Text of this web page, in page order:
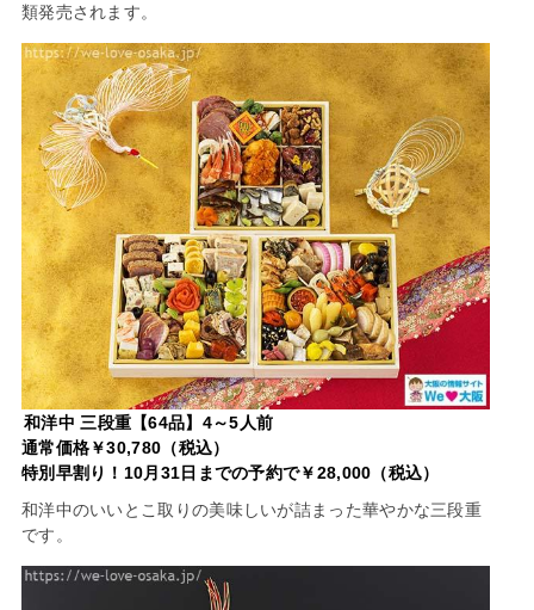
類発売されます。
和洋中 三段重【64品】4～5人前
通常価格￥30,780（税込）
特別早割り！10月31日までの予約で￥28,000（税込）
和洋中のいいとこ取りの美味しいが詰まった華やかな三段重
です。